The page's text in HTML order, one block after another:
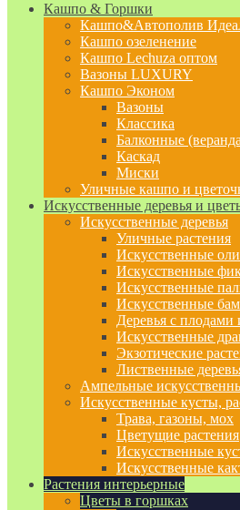
Кашпо & Горшки
Кашпо&Автополив
Кашпо озеленение
Кашпо Lechuza оптом
Вазоны LUXURY
Кашпо Эконом
Вазоны
Классика
Балконные
Каскад
Миски
Уличные кашпо и
Искусственные деревья и
Искусственные деревья
Уличные растения
Искусственные
Искусственные
Искусственные
Искусственные
Деревья с плодами
Искусственные
Экзотические
Лиственные
Ампельные
Искусственные кусты,
Трава, газоны, мох
Цветущие растения
Искусственные
Искусственные
Растения интерьерные
Цветы в горшках